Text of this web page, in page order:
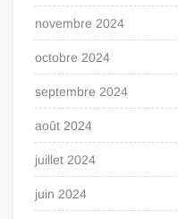
novembre 2024
octobre 2024
septembre 2024
août 2024
juillet 2024
juin 2024